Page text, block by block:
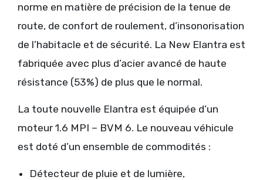
norme en matière de précision de la tenue de
route, de confort de roulement, d’insonorisation
de l’habitacle et de sécurité. La New Elantra est
fabriquée avec plus d’acier avancé de haute
résistance (53%) de plus que le normal.
La toute nouvelle Elantra est équipée d’un
moteur 1.6 MPI – BVM 6. Le nouveau véhicule
est doté d’un ensemble de commodités :
Détecteur de pluie et de lumière,